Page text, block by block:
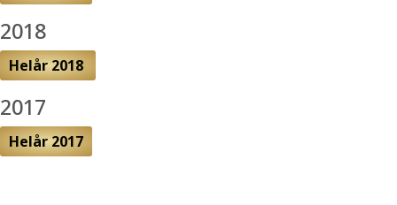
2018
Helår 2018
2017
Helår 2017